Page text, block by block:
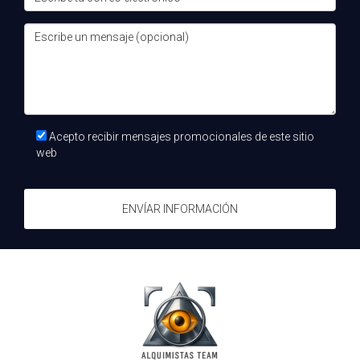
Porque no hay resultados tempranos, no hay comunidad y
el agente no ha hecho el trabajo interior. Sin sistema, todo
Con crecimiento orgánico y mentoría real: quien te recluta
te acompaña. Su éxito depende del tuyo.
Coaches de alta productividad, radio diaria, coaching
¿Dónde entra DISC y el iDi?
DISC personaliza motivadores y mensajes; iDi ordena el
proceso: ser → hacer → tener. Sin eso, no hay energía
Acepto recibir mensajes promocionales de este sitio
web
ENVÍAR INFORMACIÓN